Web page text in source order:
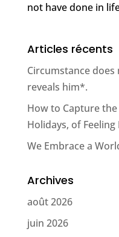
not have done in
Articles récents
Circumstance
reveals him*.
How to Capture
Holidays, of Feeling
We Embrace a
Archives
août 2026
juin 2026